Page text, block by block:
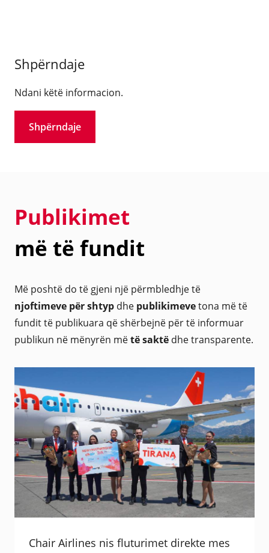
Shpërndaje
Ndani këtë informacion.
Shpërndaje
Publikimet
më të fundit
Më poshtë do të gjeni një përmbledhje të
njoftimeve për shtyp dhe publikimevetona më të
fundit të publikuara që shërbejnë për të informuar
publikun në mënyrën mëtë saktë dhe transparente.
Chair Airlines nis fluturimet direkte mes